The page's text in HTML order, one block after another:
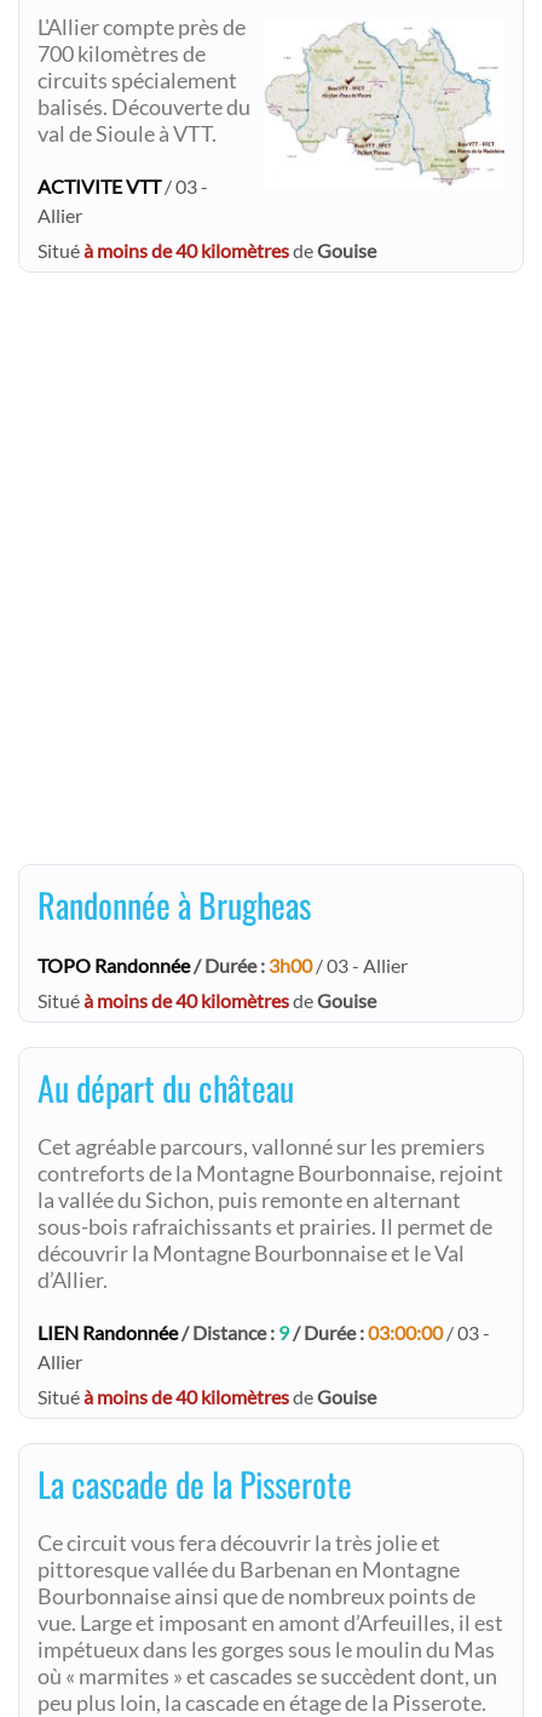
L'Allier compte près de
700 kilomètres de
circuits spécialement
balisés. Découverte du
val de Sioule à VTT.
ACTIVITE VTT/ 03 -
Allier
Situéà moins de 40 kilomètresdeGouise
Randonnée à Brugheas
TOPO Randonnée/ Durée : 3h00/ 03 - Allier
Situéà moins de 40 kilomètresdeGouise
Au départ du château
Cet agréable parcours, vallonné sur les premiers
contreforts de la Montagne Bourbonnaise, rejoint
la vallée du Sichon, puis remonte en alternant
sous-bois rafraichissants et prairies. Il permet de
découvrir la Montagne Bourbonnaise et le Val
d’Allier.
LIEN Randonnée/ Distance : 9/ Durée :03:00:00/ 03 -
Allier
Situéà moins de 40 kilomètresdeGouise
La cascade de la Pisserote
Ce circuit vous fera découvrir la très jolie et
pittoresque vallée du Barbenan en Montagne
Bourbonnaise ainsi que de nombreux points de
vue. Large et imposant en amont d’Arfeuilles, il est
impétueux dans les gorges sous le moulin du Mas
où « marmites » et cascades se succèdent dont, un
peu plus loin, la cascade en étage de la Pisserote.